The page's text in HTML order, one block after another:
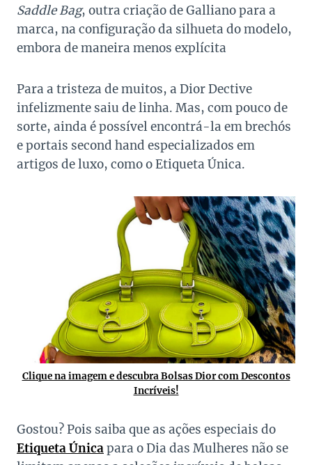
Saddle Bag, outra criação de Galliano para a
marca, na configuração da silhueta do modelo,
embora de maneira menos explícita
Para a tristeza de muitos, a Dior Dective
infelizmente saiu de linha. Mas, com pouco de
sorte, ainda é possível encontrá-la em brechós
e portais second hand especializados em
artigos de luxo, como o Etiqueta Única.
Clique na imagem e descubra Bolsas Dior com Descontos
Incríveis!
Gostou? Pois saiba que as ações especiais do
Etiqueta Únicapara o Dia das Mulheres não se